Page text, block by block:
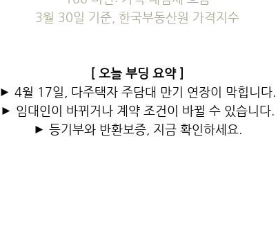
3월 30일 기준, 한국부동산원 가격지수
[ 오늘 부딩 요약 ]
► 4월 17일, 다주택자 주담대 만기 연장이 막힙니다.
► 임대인이 바뀌거나 계약 조건이 바뀔 수 있습니다.
► 등기부와 반환보증, 지금 확인하세요.